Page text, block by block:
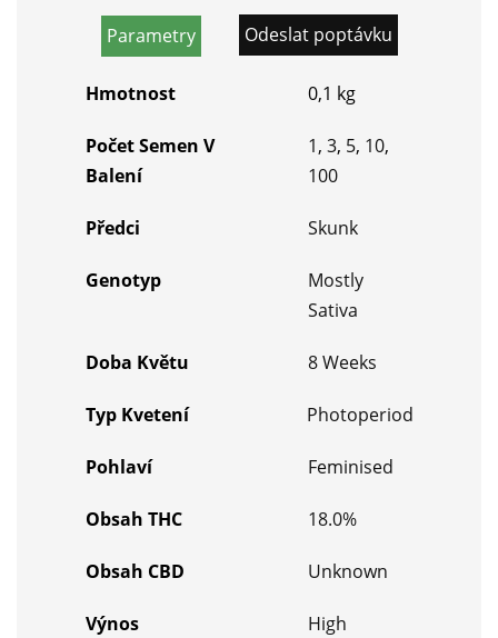
Parametry Odeslat poptávku
Hmotnost 0,1 kg
Počet Semen V
Balení
1, 3, 5, 10,
100
Předci Skunk
Genotyp
Mostly
Sativa
Doba Květu 8 Weeks
Typ Kvetení Photoperiod
Pohlaví Feminised
Obsah THC 18.0%
Obsah CBD Unknown
Výnos High